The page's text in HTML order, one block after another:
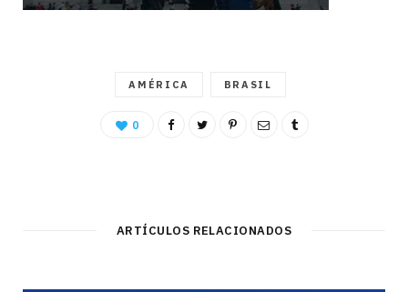
AMÉRICA BRASIL
0
ARTÍCULOS RELACIONADOS